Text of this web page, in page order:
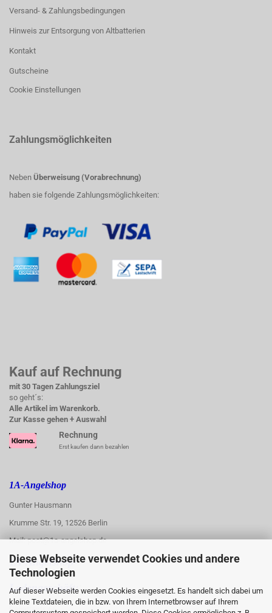
Diese Webseite verwendet Cookies und andere
Technologien
Auf dieser Webseite werden Cookies eingesetzt. Es handelt sich dabei um
kleine Textdateien, die in bzw. von Ihrem Internetbrowser auf Ihrem
Versand- & Zahlungsbedingungen
Hinweis zur Entsorgung von Altbatterien
Kontakt
Gutscheine
Cookie Einstellungen
Zahlungsmöglichkeiten
Neben Überweisung (Vorabrechnung)
haben sie folgende Zahlungsmöglichkeiten:
Kauf auf Rechnung
mit 30 Tagen Zahlungsziel
so geht´s:
Alle Artikel im Warenkorb.
Zur Kasse gehen + Auswahl
Rechnung
Erst kaufen dann bezahlen
1A-Angelshop
Gunter Hausmann
Krumme Str. 19, 12526 Berlin
Mail: post@1a-angelshop.de
1A-Angelshop-
Ladengeschäft: :
Regattastr. 66